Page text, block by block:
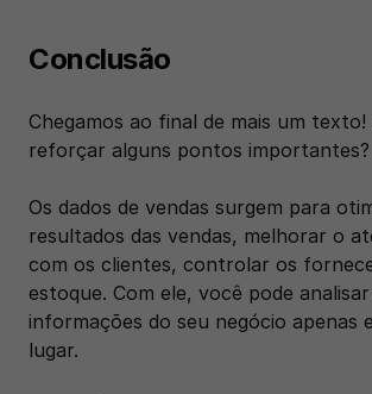
Conclusão
Chegamos ao final de mais um texto!
reforçar alguns pontos importantes?
Os dados de vendas surgem para
resultados das vendas, melhorar o
com os clientes, controlar os
estoque. Com ele, você pode
informações do seu negócio apenas
lugar.